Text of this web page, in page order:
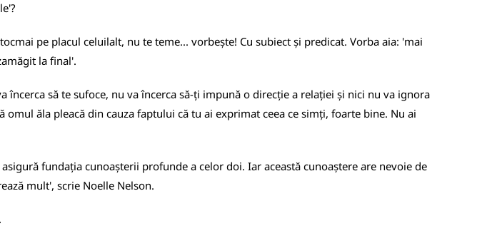
pe placul celuilalt, nu te teme... vorbește! Cu subiect și predicat. Vorba aia: 'mai
la final'.
să te sufoce, nu va încerca să-ți impună o direcție a relației și nici nu va ignora
ăla pleacă din cauza faptului că tu ai exprimat ceea ce simți, foarte bine. Nu ai
fundația cunoașterii profunde a celor doi. Iar această cunoaștere are nevoie de
mult', scrie Noelle Nelson.